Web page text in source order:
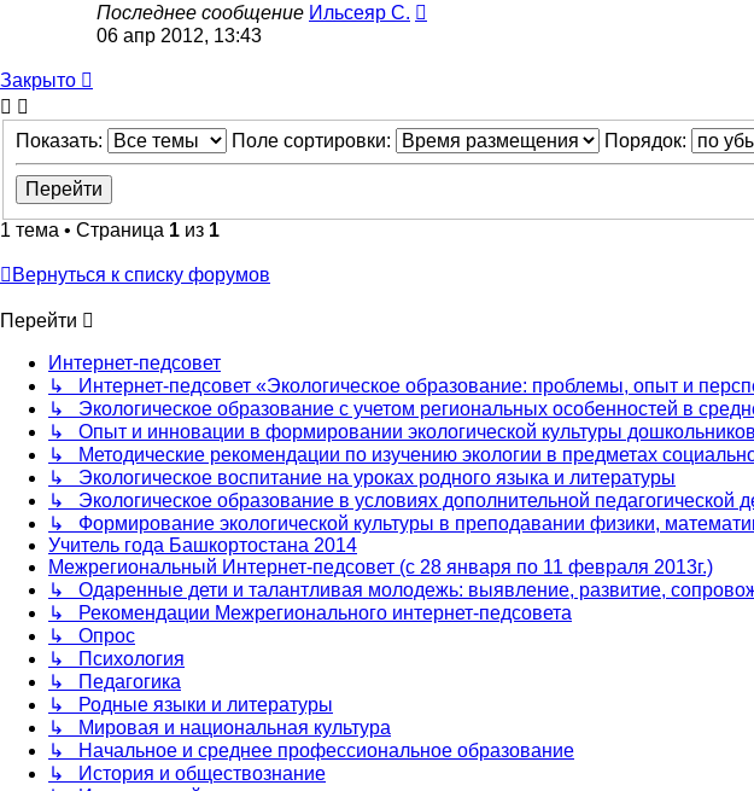
Последнее сообщение Ильсеяр С.
06 апр 2012, 13:43
Закрыто
Показать: Поле сортировки: Порядок:
1 тема • Страница 1 из 1
Вернуться к списку форумов
Перейти
Интернет-педсовет
↳ Интернет-педсовет «Экологическое образование: проблемы, опыт и
↳ Экологическое образование с учетом региональных особенностей в
↳ Опыт и инновации в формировании экологической культуры
↳ Методические рекомендации по изучению экологии в предметах
↳ Экологическое воспитание на уроках родного языка и литературы
↳ Экологическое образование в условиях дополнительной педагогической
↳ Формирование экологической культуры в преподавании физики,
Учитель года Башкортостана 2014
Межрегиональный Интернет-педсовет (с 28 января по 11 февраля 2013г.)
↳ Одаренные дети и талантливая молодежь: выявление, развитие,
↳ Рекомендации Межрегионального интернет-педсовета
↳ Опрос
↳ Психология
↳ Педагогика
↳ Родные языки и литературы
↳ Мировая и национальная культура
↳ Начальное и среднее профессиональное образование
↳ История и обществознание